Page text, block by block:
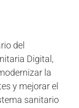
del
Digital,
la
y mejorar el
sanitario